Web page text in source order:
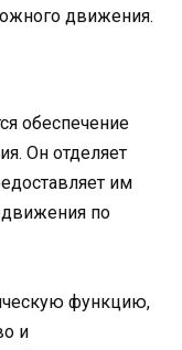
движения.
обеспечение
Он отделяет
им
по
функцию,
и